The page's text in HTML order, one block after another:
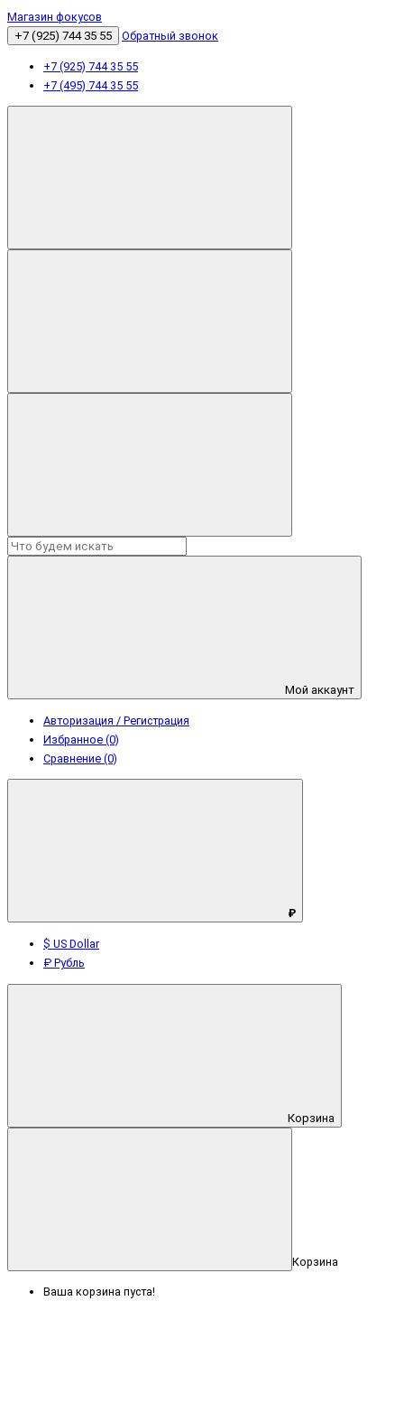
Магазин фокусов
+7 (925) 744 35 55
Обратный звонок
+7 (925) 744 35 55
+7 (495) 744 35 55
Мой аккаунт
Авторизация / Регистрация
Избранное (0)
Сравнение (0)
₽
$ US Dollar
₽ Рубль
Корзина
Корзина
Ваша корзина пуста!